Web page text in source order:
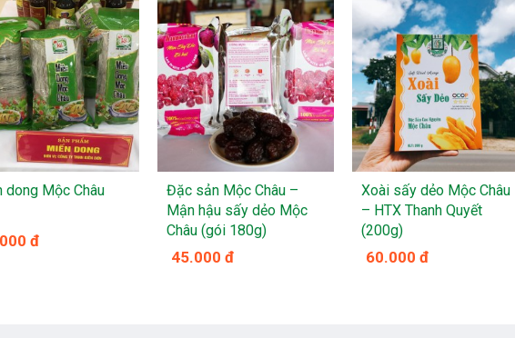
dong Mộc Châu
đ
Đặc sản Mộc Châu –
Mận hậu sấy dẻo Mộc
Châu (gói 180g)
45.000 đ
Xoài sấy dẻo Mộc Châu
– HTX Thanh Quyết
(200g)
60.000 đ